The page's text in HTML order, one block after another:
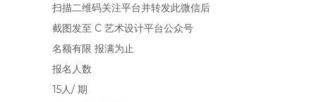
扫描二维码关注平台并转发此微信后
截图发至 C 艺术设计平台公众号
名额有限 报满为止
报名人数
15人/ 期